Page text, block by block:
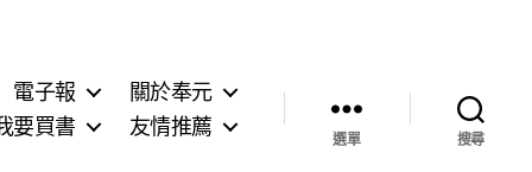
電子報
關於奉元
要買書
友情推薦 選單 搜尋